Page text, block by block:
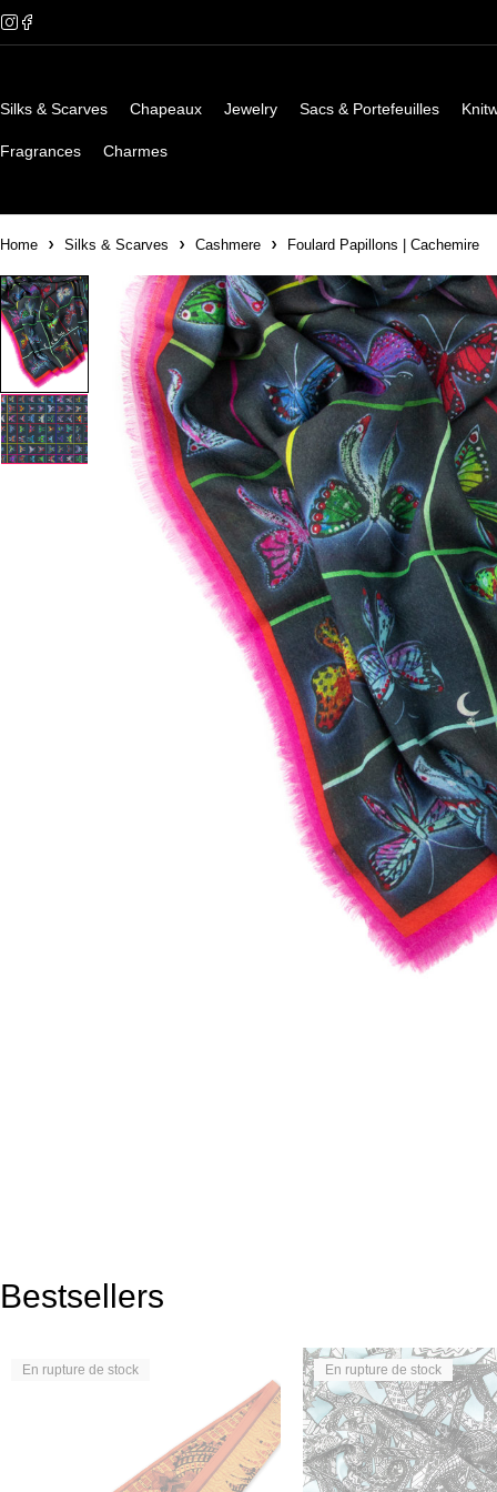
Silks & Scarves Chapeaux Jewelry Sacs & Portefeuilles
Fragrances Charmes
Home Silks & Scarves Cashmere Foulard Papillons | Cachemire
Bestsellers
En rupture de stock En rupture de stock